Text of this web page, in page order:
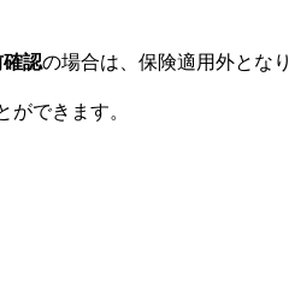
認の場合は、保険適用外となり
できます。